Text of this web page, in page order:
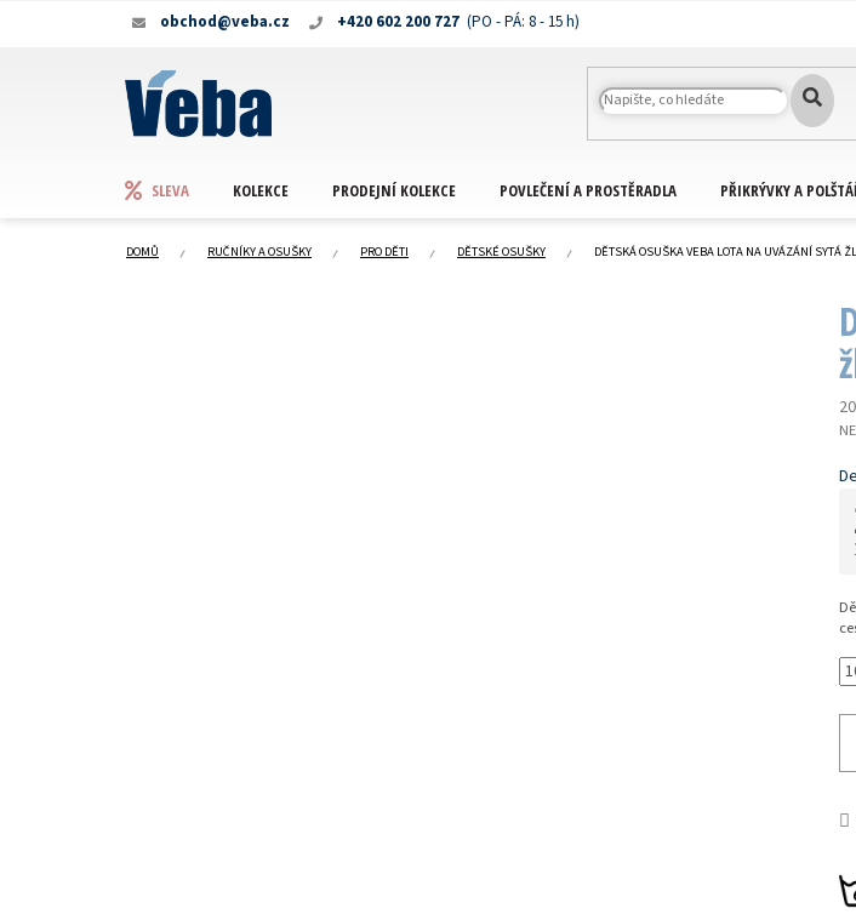
+420 602 200 727
obchod@veba.cz
SLEVA KOLEKCE PRODEJNÍ KOLEKCE POVLEČENÍ A PROSTĚRADLA PŘIKRÝVKY A
DOMŮ RUČNÍKY A OSUŠKY PRO DĚTI DĚTSKÉ OSUŠKY DĚTSKÁ OSUŠKA VEBA LOTA NA UVÁZÁNÍ SYTÁ
0,0